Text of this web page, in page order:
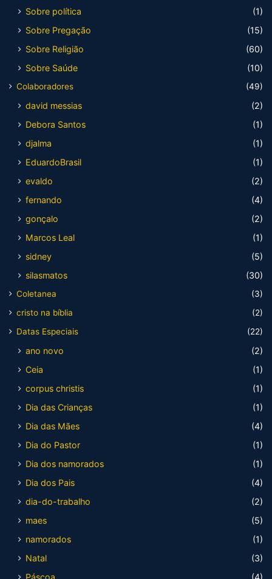
Sobre política
(1)
Sobre Pregação
(15)
Sobre Religião
(60)
Sobre Saúde
(10)
Colaboradores (49)
david messias
(2)
Debora Santos
(1)
djalma
(1)
EduardoBrasil
(1)
evaldo
(2)
fernando
(4)
gonçalo
(2)
Marcos Leal
(1)
sidney
(5)
silasmatos
(30)
Coletanea
(3)
cristo na bíblia
(2)
Datas Especiais
(22)
ano novo
(2)
Ceia
(1)
corpus christis
(1)
Dia das Crianças
(1)
Dia das Mães
(4)
Dia do Pastor
(1)
Dia dos namorados
(1)
Dia dos Pais
(4)
dia-do-trabalho
(2)
maes
(5)
namorados
(1)
Natal
(3)
Páscoa
(4)